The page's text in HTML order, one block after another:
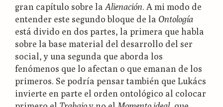
gran capítulo sobre laAlienación. A mi modo de
entender este segundo bloque de la Ontología
está divido en dos partes, la primera que habla
sobre la base material del desarrollo del ser
social, y una segunda que aborda los
fenómenos que lo afectan o que emanan de los
primeros. Se podría pensar también que Lukács
invierte en parte el orden ontológico al colocar